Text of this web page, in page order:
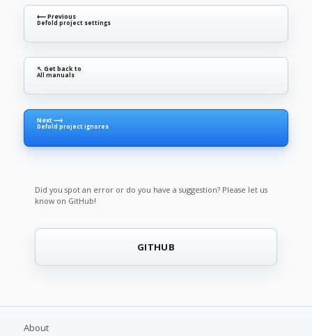
⟵ Previous
Defold project settings
↖ Get back to
All manuals
Next ⟶
Defold project ignores
Did you spot an error or do you have a suggestion? Please let us
know on GitHub!
GITHUB
About